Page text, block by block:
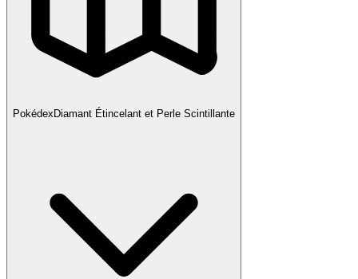
PokédexDiamant Étincelant et Perle Scintillante